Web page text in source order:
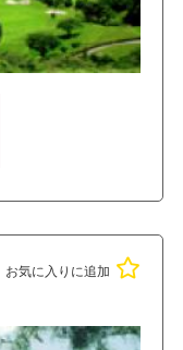
お気に入りに追加